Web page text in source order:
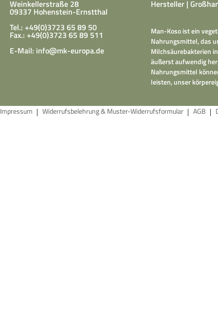
Weinkellerstraße 28
09337 Hohenstein-Ernstthal
Tel.: +49(0)3723 65 89 50
Fax.: +49(0)3723 65 89 511
E-Mail: info@mk-europa.de
Hersteller |
Man-Koso ist ein
Nahrungsmittel, das
Milchsäurebakterien
äußerst aufwendig
Nahrungsmittel
leisten, unser
Impressum Widerrufsbelehrung & Muster-Widerrufsformular AGB